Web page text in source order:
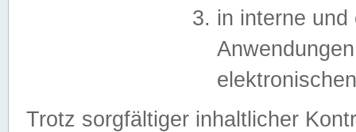
in interne
Trotz sorgfältiger inhaltlicher